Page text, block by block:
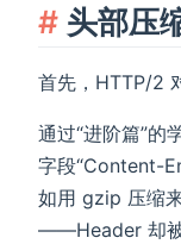
头部压
首先，HTTP/2
通过“进阶篇”的
字段“Content-
如用 gzip 压缩
——Header 却被